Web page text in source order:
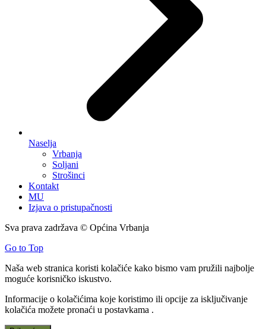
Naselja
Vrbanja
Soljani
Strošinci
Kontakt
MU
Izjava o pristupačnosti
Sva prava zadržava © Općina Vrbanja
Go to Top
Naša web stranica koristi kolačiće kako bismo vam pružili najbolje
moguće korisničko iskustvo.
Informacije o kolačićima koje koristimo ili opcije za isključivanje
kolačića možete pronaći u postavkama .